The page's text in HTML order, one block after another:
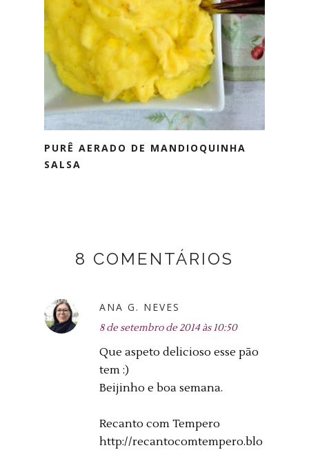
PURÊ AERADO DE MANDIOQUINHA
SALSA
8 COMENTÁRIOS
ANA G. NEVES
8 de setembro de 2014 às 10:50
Que aspeto delicioso esse pão
tem :)
Beijinho e boa semana.
Recanto com Tempero
http://recantocomtempero.blo